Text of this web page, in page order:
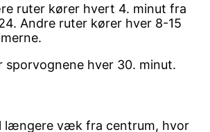
ruter kører hvert 4. minut fra
Andre ruter kører hver 8-15
sporvognene hver 30. minut.
længere væk fra centrum, hvor